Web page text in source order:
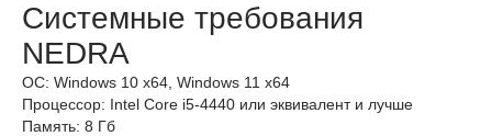
Системные требования
NEDRA
ОС: Windows 10 x64, Windows 11 x64
Процессор: Intel Core i5-4440 или эквивалент и лучше
Память: 8 Гб